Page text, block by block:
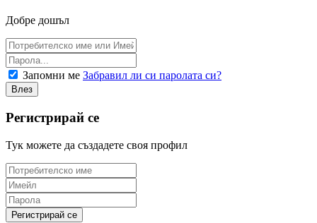
Добре дошъл
Запомни ме Забравил ли си паролата си?
Регистрирай се
Тук можете да създадете своя профил